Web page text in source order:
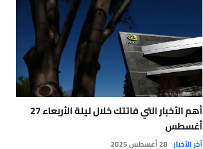
أهم الأخبار التي فاتتك خلال ليلة الأربعاء 27
أغسطس
آخر الأخبار 28 أغسطس 2025